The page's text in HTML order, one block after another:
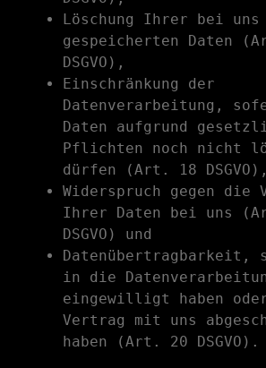
Löschung Ihrer bei uns
gespeicherten Daten
DSGVO),
Einschränkung der
Datenverarbeitung,
Daten aufgrund
Pflichten noch nicht
dürfen (Art. 18 DSGVO),
Widerspruch gegen die
Ihrer Daten bei uns
DSGVO) und
Datenübertragbarkeit,
in die
eingewilligt haben
Vertrag mit uns
haben (Art. 20 DSGVO).